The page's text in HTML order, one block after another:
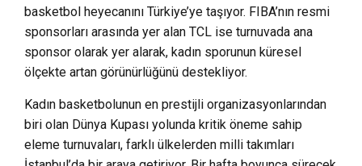
basketbol heyecanını Türkiye’ye taşıyor. FIBA’nın resmi
sponsorları arasında yer alan TCL ise turnuvada ana
sponsor olarak yer alarak, kadın sporunun küresel
ölçekte artan görünürlüğünü destekliyor.
Kadın basketbolunun en prestijli organizasyonlarından
biri olan Dünya Kupası yolunda kritik öneme sahip
eleme turnuvaları, farklı ülkelerden milli takımları